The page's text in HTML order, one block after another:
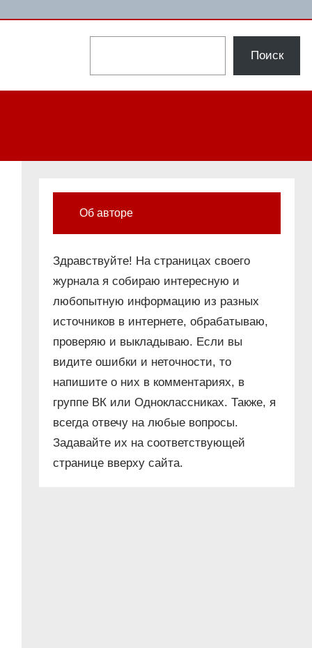
Поиск
Об авторе
Здравствуйте! На страницах своего
журнала я собираю интересную и
любопытную информацию из разных
источников в интернете, обрабатываю,
проверяю и выкладываю. Если вы
видите ошибки и неточности, то
напишите о них в комментариях, в
группе ВК или Одноклассниках. Также, я
всегда отвечу на любые вопросы.
Задавайте их на соответствующей
странице вверху сайта.